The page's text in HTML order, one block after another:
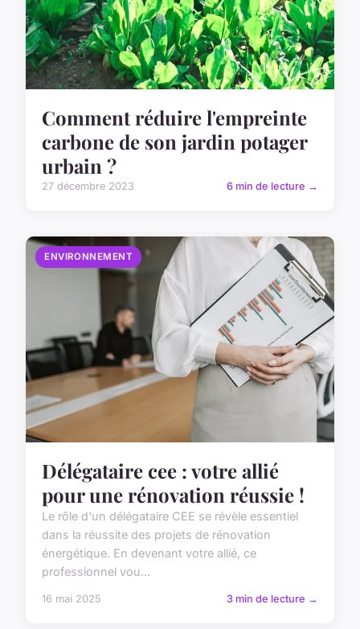
Comment réduire l'empreinte
carbone de son jardin potager
urbain ?
27 décembre 2023 6 min de lecture →
ENVIRONNEMENT
Délégataire cee : votre allié
pour une rénovation réussie !
Le rôle d'un délégataire CEE se révèle essentiel
dans la réussite des projets de rénovation
énergétique. En devenant votre allié, ce
professionnel vou...
16 mai 2025 3 min de lecture →